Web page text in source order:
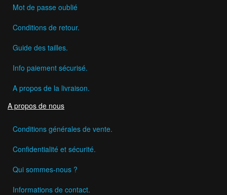
Mot de passe oublié
Conditions de retour.
Guide des tailles.
Info paiement sécurisé.
A propos de la livraison.
A propos de nous
Conditions générales de vente.
Confidentialité et sécurité.
Qui sommes-nous ?
Informations de contact.